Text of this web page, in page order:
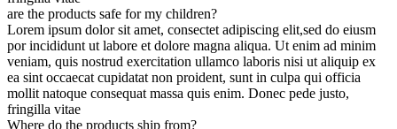
are the products safe for my children?
Lorem ipsum dolor sit amet, consectet adipiscing elit,sed do eiusm
por incididunt ut labore et dolore magna aliqua. Ut enim ad minim
veniam, quis nostrud exercitation ullamco laboris nisi ut aliquip ex
ea sint occaecat cupidatat non proident, sunt in culpa qui officia
mollit natoque consequat massa quis enim. Donec pede justo,
fringilla vitae
Where do the products ship from?